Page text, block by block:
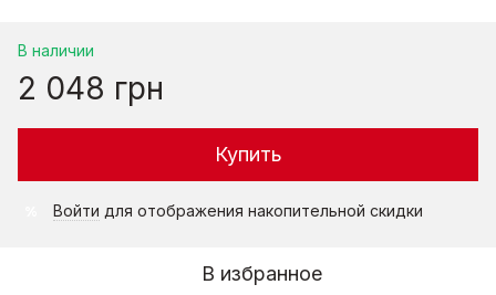
В наличии
2 048 грн
Купить
Войти для отображения накопительной скидки
В избранное